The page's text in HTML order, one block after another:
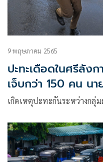
9 พฤษภาคม 2565
ปะทะเดือดในศรีลัง
เจ็บกว่า 150 คน น
เกิดเหตุปะทะกันระหว่างกลุ่